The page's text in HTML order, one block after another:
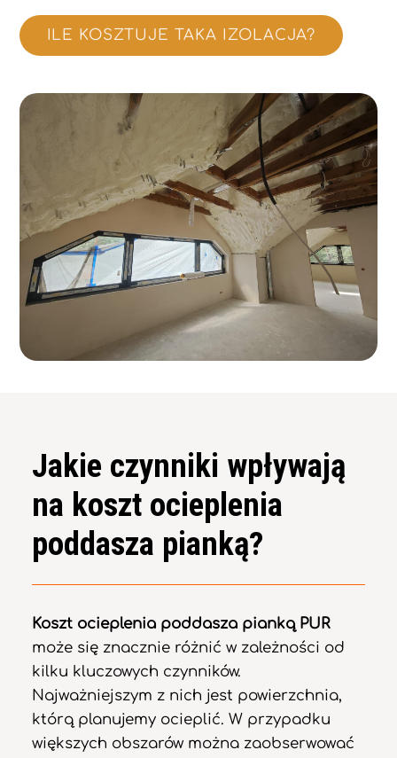
ILE KOSZTUJE TAKA IZOLACJA?
Jakie czynniki wpływają
na koszt ocieplenia
poddasza pianką?
Koszt ocieplenia poddasza pianką PUR
może się znacznie różnić w zależności od
kilku kluczowych czynników.
Najważniejszym z nich jest powierzchnia,
którą planujemy ocieplić. W przypadku
większych obszarów można zaobserwować